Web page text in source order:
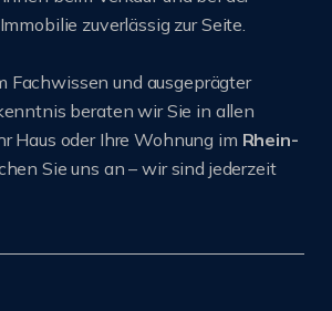
zuverlässig zur Seite.
Fachwissen und ausgeprägter
beraten wir Sie in allen
Haus oder Ihre Wohnung im Rhein-
Sie uns an – wir sind jederzeit